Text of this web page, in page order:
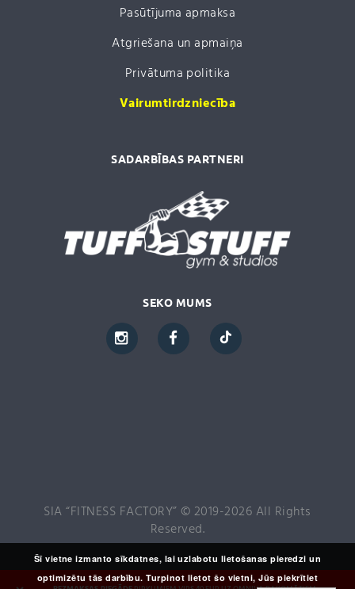
Pasūtījuma apmaksa
Atgriešana un apmaiņa
Privātuma politika
Vairumtirdzniecība
SADARBĪBAS PARTNERI
SEKO MUMS
SIA “FITNESS FACTORY” © 2019-2026 All Rights
Reserved.
Šī vietne izmanto sīkdatnes, lai uzlabotu lietošanas pieredzi un
optimizētu tās darbību. Turpinot lietot šo vietni, Jūs piekrītiet